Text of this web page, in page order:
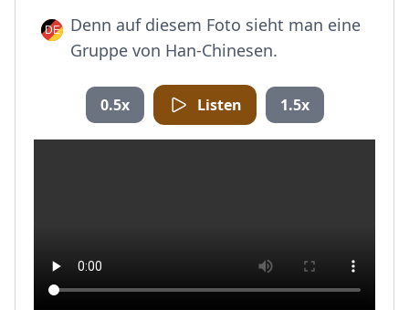
Denn auf diesem Foto sieht man eine
Gruppe von Han-Chinesen.
0.5x Listen 1.5x